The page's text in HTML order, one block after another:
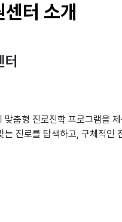
터 소개
맞춤형 진로진학 프로그램을
는 진로를 탐색하고, 구체적인